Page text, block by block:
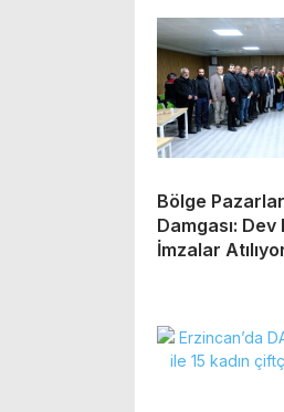
Bölge
Damgası:
İmzalar